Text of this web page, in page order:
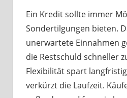
Ein Kredit sollte immer
Sondertilgungen bieten.
unerwartete Einnahmen
die Restschuld schneller
Flexibilität spart
verkürzt die Laufzeit.